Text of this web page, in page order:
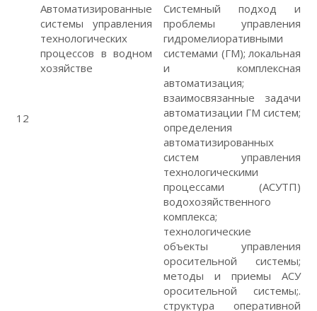
12
Автоматизированные
системы управления
технологических
процессов в водном
хозяйстве
Системный подход и
проблемы управления
гидромелиоративными
системами (ГМ); локальная
и комплексная
автоматизация;
взаимосвязанные задачи
автоматизации ГМ систем;
определения
автоматизированных
систем управления
технологическими
процессами (АСУТП)
водохозяйственного
комплекса;
технологические
объекты управления
оросительной системы;
методы и приемы АСУ
оросительной системы;.
структура оперативной